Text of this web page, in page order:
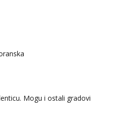
Mogu i ostali gradovi